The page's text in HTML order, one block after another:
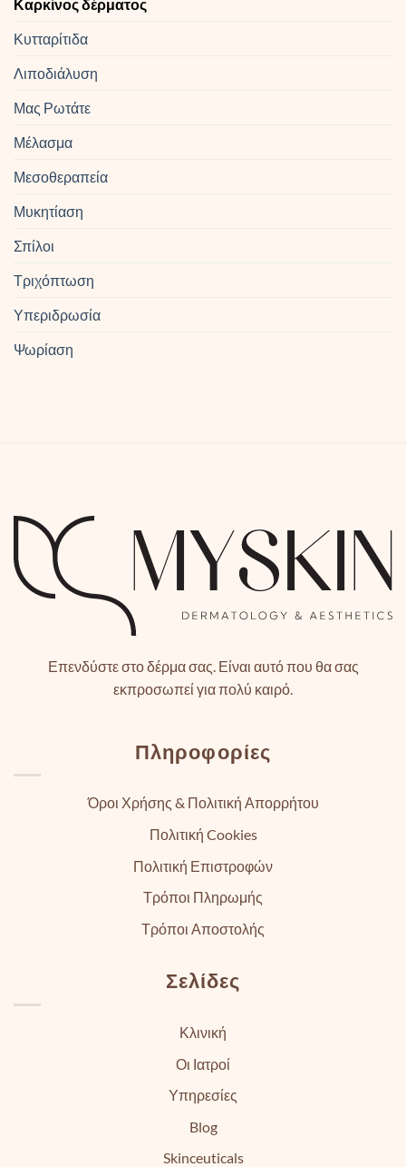
Καρκίνος δέρματος
Κυτταρίτιδα
Λιποδιάλυση
Μας Ρωτάτε
Μέλασμα
Μεσοθεραπεία
Μυκητίαση
Σπίλοι
Τριχόπτωση
Υπεριδρωσία
Ψωρίαση
Επενδύστε στο δέρμα σας. Είναι αυτό που θα σας
εκπροσωπεί για πολύ καιρό.
Πληροφορίες
Όροι Χρήσης & Πολιτική Απορρήτου
Πολιτική Cookies
Πολιτική Επιστροφών
Τρόποι Πληρωμής
Τρόποι Αποστολής
Σελίδες
Κλινική
Οι Ιατροί
Υπηρεσίες
Blog
Skinceuticals